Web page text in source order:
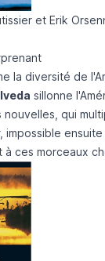
et Erik
la diversité de
sillonne
nouvelles, qui
impossible
à ces morceaux